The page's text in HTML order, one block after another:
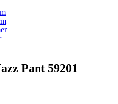
Pant 59201